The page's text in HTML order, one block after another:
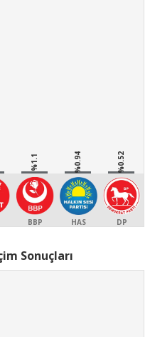
%1.1
BBP
%0.94
HAS
%0.52
DP
Sonuçları